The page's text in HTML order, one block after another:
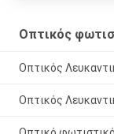
Οπτικός
Οπτικός
Οπτικός